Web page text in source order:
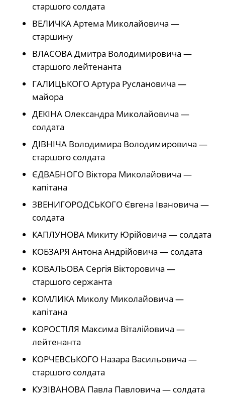
старшого солдата
ВЕЛИЧКА Артема Миколайовича —
старшину
ВЛАСОВА Дмитра Володимировича —
старшого лейтенанта
ГАЛИЦЬКОГО Артура Руслановича —
майора
ДЕКІНА Олександра Миколайовича —
солдата
ДІВНІЧА Володимира Володимировича —
старшого солдата
ЄДВАБНОГО Віктора Миколайовича —
капітана
ЗВЕНИГОРОДСЬКОГО Євгена Івановича —
солдата
КАПЛУНОВА Микиту Юрійовича — солдата
КОБЗАРЯ Антона Андрійовича — солдата
КОВАЛЬОВА Сергія Вікторовича —
старшого сержанта
КОМЛИКА Миколу Миколайовича —
капітана
КОРОСТІЛЯ Максима Віталійовича —
лейтенанта
КОРЧЕВСЬКОГО Назара Васильовича —
старшого солдата
КУЗІВАНОВА Павла Павловича — солдата